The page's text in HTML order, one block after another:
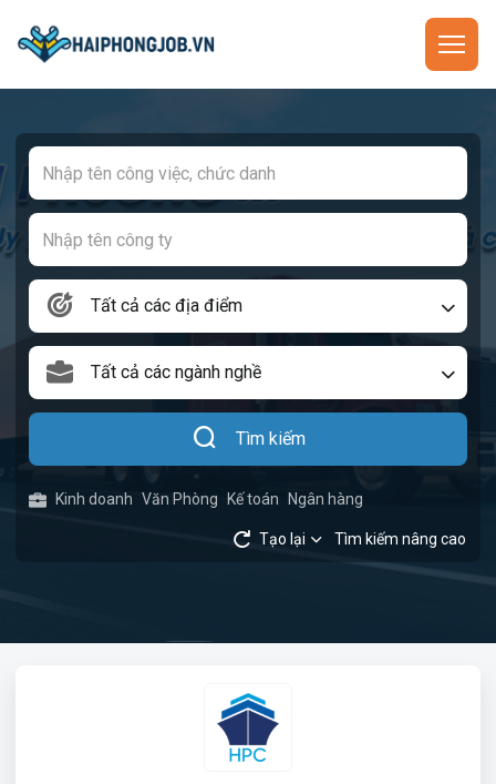
Tất cả các địa điểm
Tất cả các ngành nghề
Tìm kiếm
Kinh doanh Văn Phòng Kế toán Ngân hàng
Tạo lại Tìm kiếm nâng cao